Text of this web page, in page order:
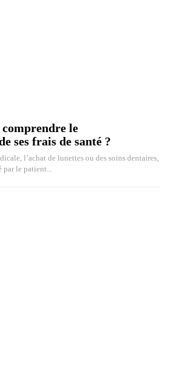
le
ses frais de santé ?
l’achat de lunettes ou des soins dentaires,
le patient...